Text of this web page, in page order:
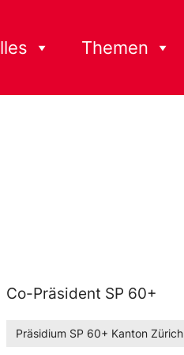
Themen
Co-Präsident SP 60+
Präsidium SP 60+ Kanton Zürich